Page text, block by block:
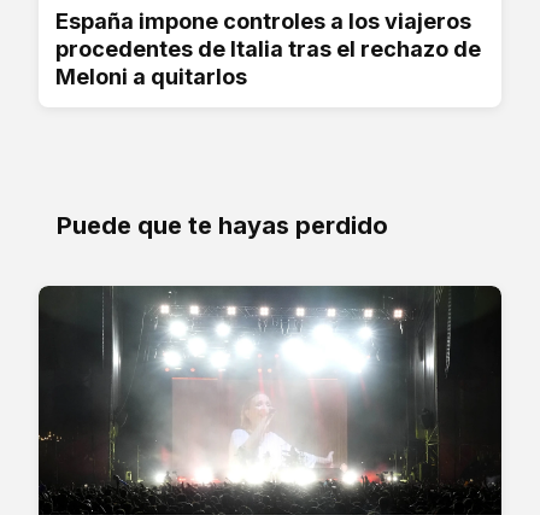
España impone controles a los viajeros
procedentes de Italia tras el rechazo de
Meloni a quitarlos
Puede que te hayas perdido